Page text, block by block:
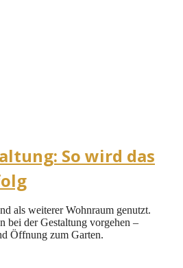
So wird das
als weiterer Wohnraum genutzt.
bei der Gestaltung vorgehen –
Öffnung zum Garten.